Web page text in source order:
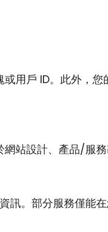
用戶 ID。此外，
站設計、產品/服務
。部分服務僅